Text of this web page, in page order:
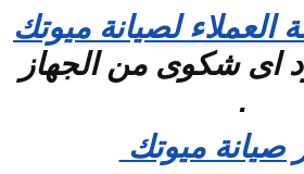
العملاء لصيانة ميوتك
اى شكوى من الجهاز
.
صيانة ميوتك